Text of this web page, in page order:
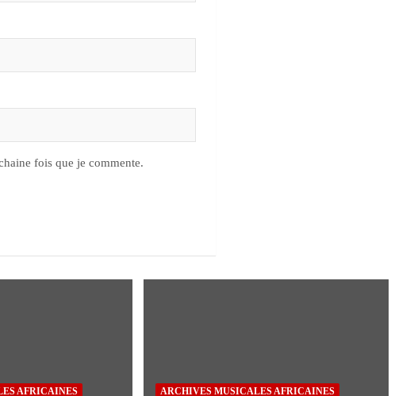
fois que je commente.
AFRICAINES ARCHIVES MUSICALES AFRICAINES